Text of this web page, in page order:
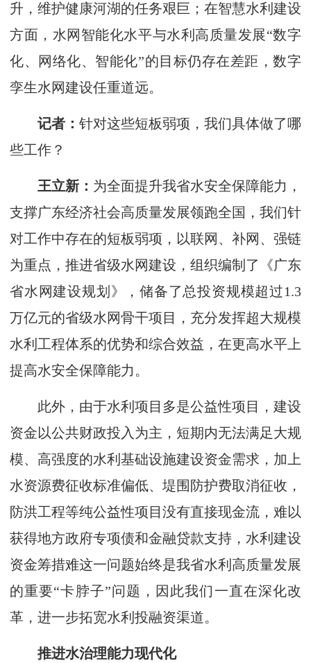
升，维护健康河湖的任务艰巨；在智慧水利建设
方面，水网智能化水平与水利高质量发展“数字
化、网络化、智能化”的目标仍存在差距，数字
孪生水网建设任重道远。
记者： 针对这些短板弱项，我们具体做了哪
些工作？
王立新： 为全面提升我省水安全保障能力，
支撑广东经济社会高质量发展领跑全国，我们针
对工作中存在的短板弱项，以联网、补网、强链
为重点，推进省级水网建设，组织编制了《广东
省水网建设规划》，储备了总投资规模超过1.3
万亿元的省级水网骨干项目，充分发挥超大规模
水利工程体系的优势和综合效益，在更高水平上
提高水安全保障能力。
此外，由于水利项目多是公益性项目，建设
资金以公共财政投入为主，短期内无法满足大规
模、高强度的水利基础设施建设资金需求，加上
水资源费征收标准偏低、堤围防护费取消征收，
防洪工程等纯公益性项目没有直接现金流，难以
获得地方政府专项债和金融贷款支持，水利建设
资金筹措难这一问题始终是我省水利高质量发展
的重要“卡脖子”问题，因此我们一直在深化改
革，进一步拓宽水利投融资渠道。
推进水治理能力现代化